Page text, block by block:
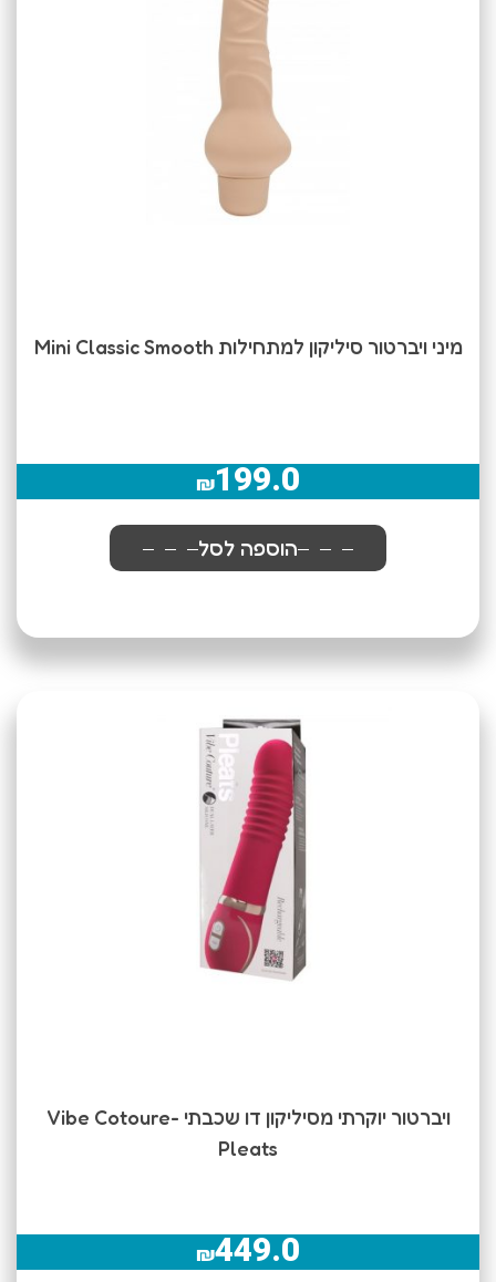
מיני ויברטור סיליקון למתחילות Mini Classic Smooth
₪199.0
הוספה לסל
ויברטור יוקרתי מסיליקון דו שכבתי -Vibe Cotoure
Pleats
₪449.0